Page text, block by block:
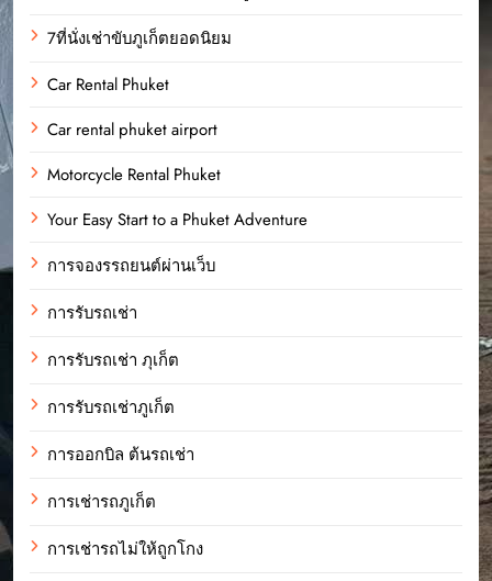
7ที่นั่งเช่าขับภูเก็ตยอดนิยม
Car Rental Phuket
Car rental phuket airport
Motorcycle Rental Phuket
Your Easy Start to a Phuket Adventure
การจองรรถยนต์ผ่านเว็บ
การรับรถเช่า
การรับรถเช่า ภุเก็ต
การรับรถเช่าภูเก็ต
การออกบิล ต้นรถเช่า
การเช่ารถภูเก็ต
การเช่ารถไม่ให้ถูกโกง